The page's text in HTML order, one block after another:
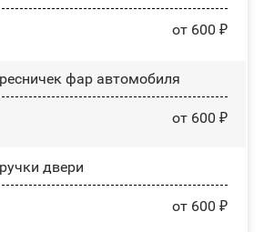
от 600 ₽
фар автомобиля
от 600 ₽
двери
от 600 ₽